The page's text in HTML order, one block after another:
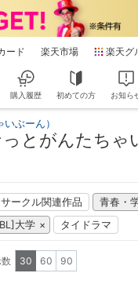
ード 楽天市場 楽天グ
購入履歴 初めての方 お知ら
ぶーん）
とがんたちゃ
ークル関連作品
青春・
大学 タイドラマ
30 60 90